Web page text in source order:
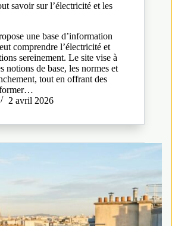
savoir sur l’électricité et les
une base d’information
comprendre l’électricité et
sereinement. Le site vise à
notions de base, les normes et
tout en offrant des
2 avril 2026